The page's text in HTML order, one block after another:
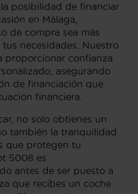
posibilidad de financiar
en Málaga,
de compra sea más
necesidades. Nuestro
proporcionar confianza
asegurando
de financiación que
financiera.
no solo obtienes un
también la tranquilidad
que protegen tu
5008 es
antes de ser puesto a
que recibes un coche